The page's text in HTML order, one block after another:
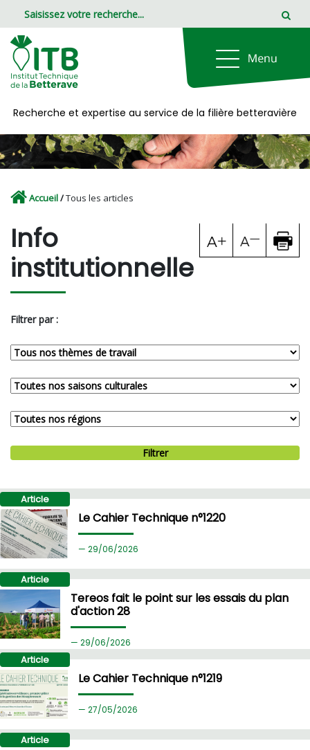
Recherche et expertise au service de la filière betteravière
Accueil/Tous les articles
Info
institutionnelle
Filtrer par :
Filtrer
Article
Le Cahier Technique n°1220
29/06/2026
Article
Tereos fait le point sur les essais du plan
d'action 28
29/06/2026
Article
Le Cahier Technique n°1219
27/05/2026
Article
Panneau de gestion des cookies